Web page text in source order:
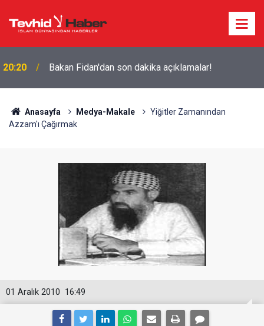
20:20 Bakan Fidan'dan son dakika açıklamalar!
Anasayfa Medya-Makale
Yiğitler Zamanından
Azzam'ı Çağırmak
16:49
01 Aralık 2010